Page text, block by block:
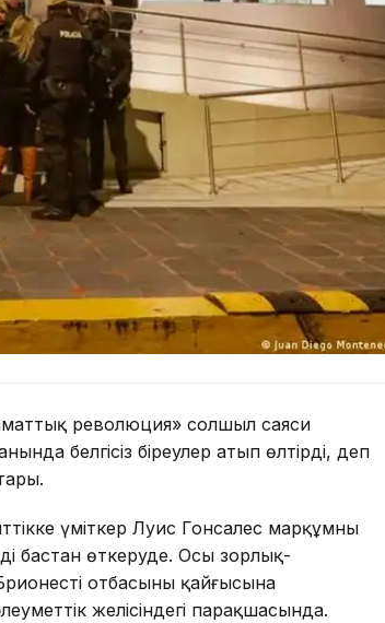
революция» солшыл саяси
белгісіз біреулер атып өлтірді, деп
үміткер Луис Гонсалес марқұмның
бастан өткеруде. Осы зорлық-
отбасының қайғысына
желісіндегі парақшасында.